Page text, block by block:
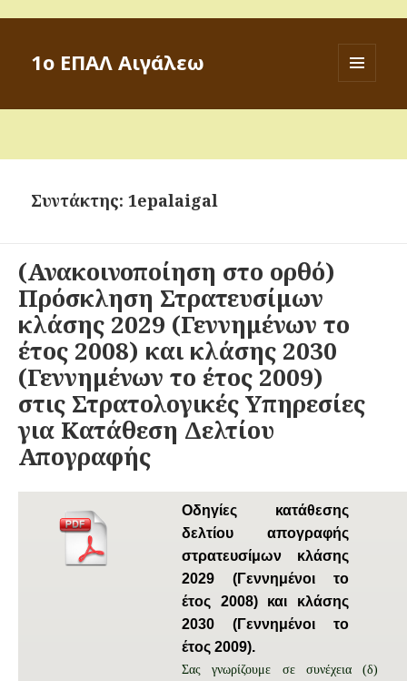
1ο ΕΠΑΛ Αιγάλεω
Συντάκτης:1epalaigal
(Ανακοινοποίηση στο ορθό)
Πρόσκληση Στρατευσίμων
κλάσης 2029 (Γεννημένων το
έτος 2008) και κλάσης 2030
(Γεννημένων το έτος 2009)
στις Στρατολογικές Υπηρεσίες
για Κατάθεση Δελτίου
Απογραφής
Οδηγίες κατάθεσης
δελτίου απογραφής
στρατευσίμων κλάσης
2029 (Γεννημένοι το
έτος 2008) και κλάσης
2030 (Γεννημένοι το
έτος 2009).
Σας γνωρίζουμε σε συνέχεια (δ)